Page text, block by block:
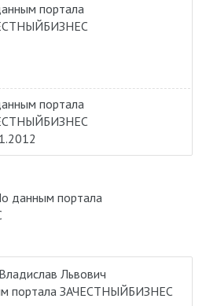
портала
портала
данным портала
Львович
портала ЗАЧЕСТНЫЙБИЗНЕС